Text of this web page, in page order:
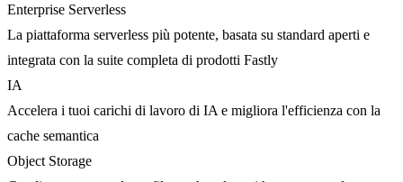
Enterprise Serverless
La piattaforma serverless più potente, basata su standard aperti e
integrata con la suite completa di prodotti Fastly
IA
Accelera i tuoi carichi di lavoro di IA e migliora l'efficienza con la
cache semantica
Object Storage